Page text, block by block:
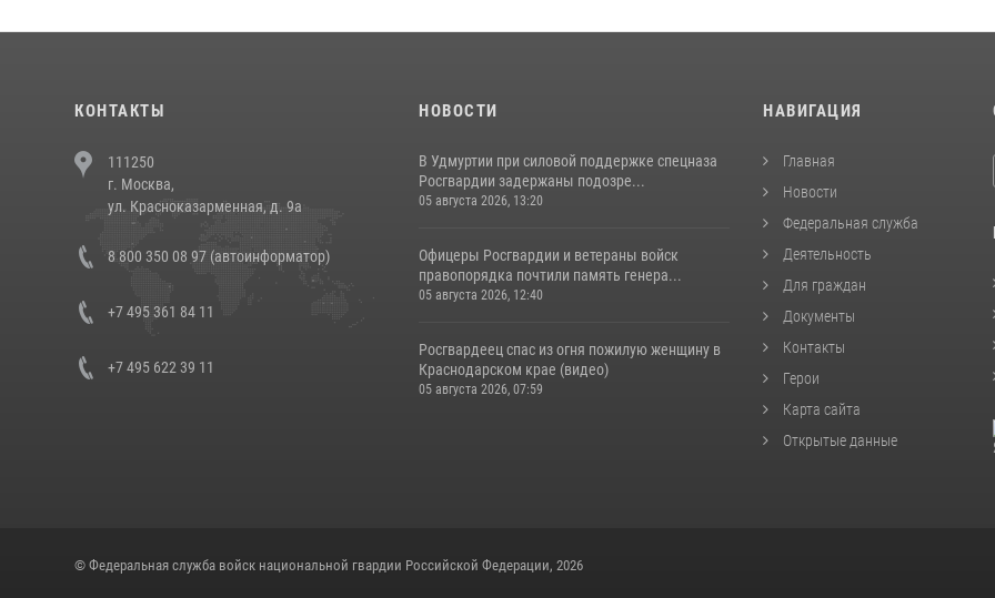
КОНТАКТЫ
111250
г. Москва,
ул. Красноказарменная, д. 9а
8 800 350 08 97 (автоинформатор)
+7 495 361 84 11
+7 495 622 39 11
НОВОСТИ
В Удмуртии при силовой поддержке спецназа
Росгвардии задержаны подозре...
05 августа 2026, 13:20
Офицеры Росгвардии и ветераны войск
правопорядка почтили память генера...
05 августа 2026, 12:40
Росгвардеец спас из огня пожилую женщину в
Краснодарском крае (видео)
05 августа 2026, 07:59
НАВИГАЦИЯ
Главная
Новости
Федеральная служба
Деятельность
Для граждан
Документы
Контакты
Герои
Карта сайта
Открытые данные
© Федеральная служба войск национальной гвардии Российской Федерации, 2026